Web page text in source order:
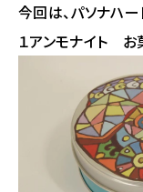
今回は、パソナハ
１アンモナイト お